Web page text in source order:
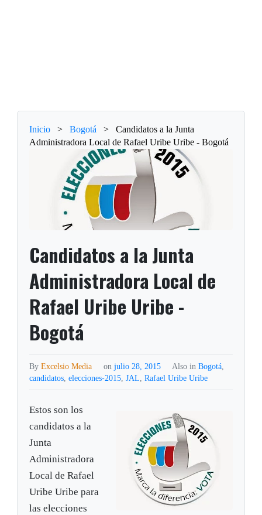
Inicio > Bogotá >
Candidatos a la Junta
Administradora Local de Rafael Uribe Uribe - Bogotá
Candidatos a la Junta
Administradora Local de
Rafael Uribe Uribe -
Bogotá
ByExcelsio Media on julio 28, 2015 Also in Bogotá,
candidatos,elecciones-2015,JAL,Rafael Uribe Uribe
Estos son los
candidatos a la
Junta
Administradora
Local de Rafael
Uribe Uribe para
las elecciones